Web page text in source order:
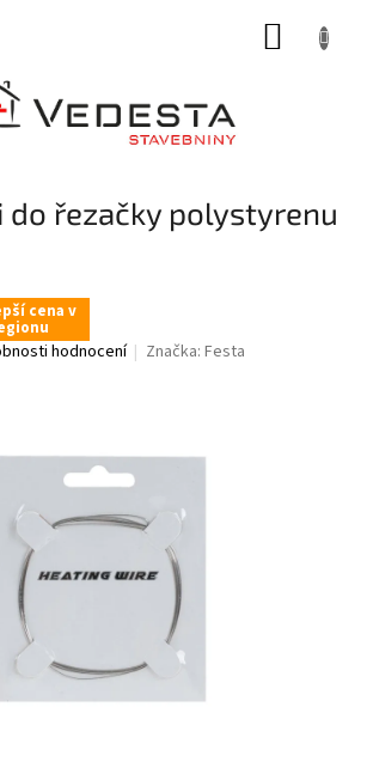
do řezačky polystyrenu
cena v
hodnocení Značka:Festa